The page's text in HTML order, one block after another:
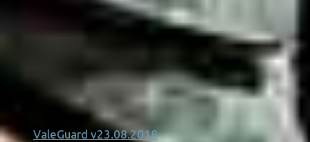
ValeGuard v23.08.2018